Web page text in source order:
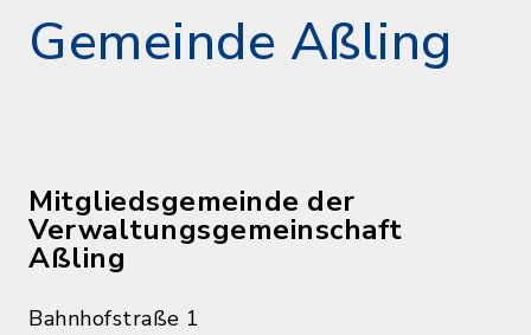
Gemeinde Aßling
Mitgliedsgemeinde der
Verwaltungsgemeinschaft
Aßling
Bahnhofstraße 1